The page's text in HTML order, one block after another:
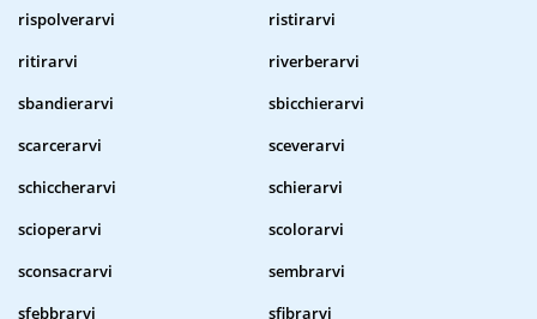
rispolverarvi
ristirarvi
ritirarvi
riverberarvi
sbandierarvi
sbicchierarvi
scarcerarvi
sceverarvi
schiccherarvi
schierarvi
scioperarvi
scolorarvi
sconsacrarvi
sembrarvi
sfebbrarvi
sfibrarvi